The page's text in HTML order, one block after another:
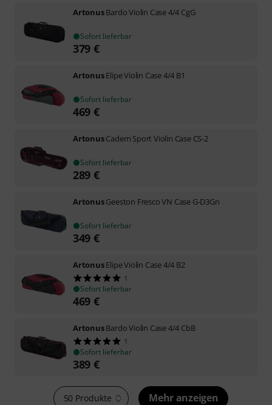
ArtonusBardo Violin Case 4/4 CgG
Sofort lieferbar
379 €
ArtonusElipe Violin Case 4/4 B1
Sofort lieferbar
469 €
ArtonusCadem Sport Violin Case CS-2
Sofort lieferbar
289 €
ArtonusGeeston Fresco VN Case G-D3Gn
Sofort lieferbar
349 €
ArtonusElipe Violin Case 4/4 B2
1
Sofort lieferbar
469 €
ArtonusBardo Violin Case 4/4 CbB
1
Sofort lieferbar
389 €
50 Produkte Mehr anzeigen